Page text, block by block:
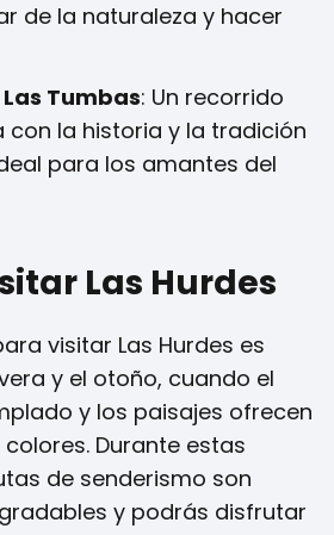
de la naturaleza y hacer
Tumbas: Un recorrido
con la historia y la tradición
para los amantes del
Las Hurdes
visitar Las Hurdes es
y el otoño, cuando el
y los paisajes ofrecen
Durante estas
de senderismo son
y podrás disfrutar